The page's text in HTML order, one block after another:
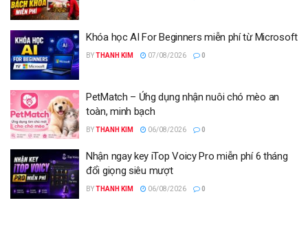
Khóa học AI For Beginners miễn phí từ Microsoft
BYTHANH KIM 07/08/2026 0
PetMatch – Ứng dụng nhận nuôi chó mèo an
toàn, minh bạch
BYTHANH KIM 06/08/2026 0
Nhận ngay key iTop Voicy Pro miễn phí 6 tháng
đổi giọng siêu mượt
BYTHANH KIM 06/08/2026 0